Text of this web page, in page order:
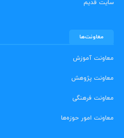
سایت قدیم
معاونت‌ها
معاونت آموزش
معاونت پژوهش
معاونت فرهنگی
معاونت امور حوزه‌ها